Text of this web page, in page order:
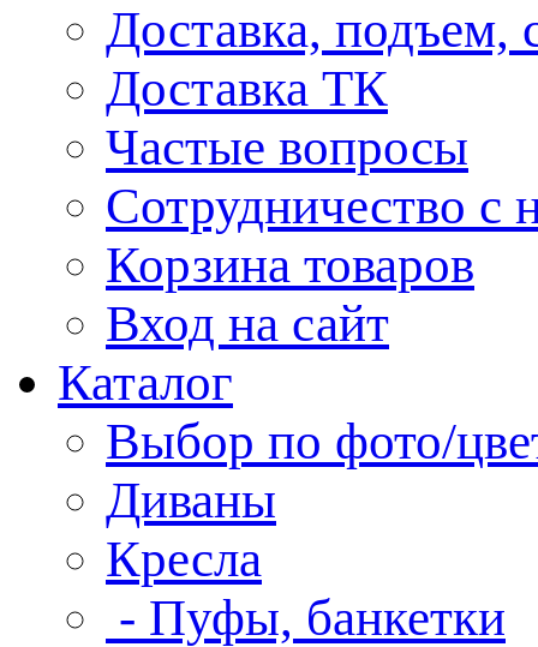
Доставка, подъем,
Доставка ТК
Частые вопросы
Сотрудничество с
Корзина товаров
Вход на сайт
Каталог
Выбор по фото/
Диваны
Кресла
- Пуфы, банкетки